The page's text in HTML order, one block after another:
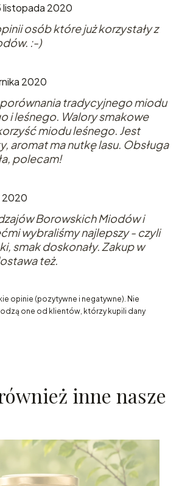
listopada 2020
osób które już korzystały z
:-)
2020
tradycyjnego miodu
i leśnego. Walory smakowe
miodu leśnego. Jest
aromat ma nutkę lasu. Obsługa
polecam!
2020
Borowskich Miodów i
wybraliśmy najlepszy - czyli
smak doskonały. Zakup w
też.
opinie (pozytywne i negatywne). Nie
one od klientów, którzy kupili dany
inne nasze